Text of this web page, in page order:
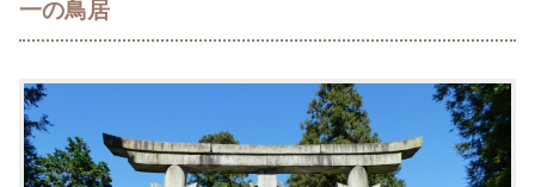
一の鳥居